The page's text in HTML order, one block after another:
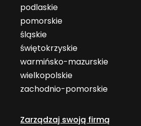
podlaskie
pomorskie
śląskie
świętokrzyskie
warmińsko-mazurskie
wielkopolskie
zachodnio-pomorskie
Zarządzaj swoją firmą